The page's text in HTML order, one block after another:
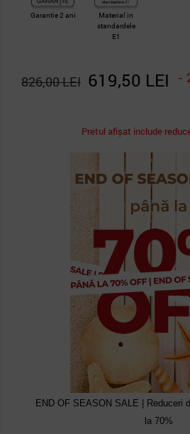
Garantie 2 ani
Material in
standardele
E1
619,50 LEI -
826,00 LEI
Pretul afișat include
END OF SEASON SALE | Reduceri
la 70%